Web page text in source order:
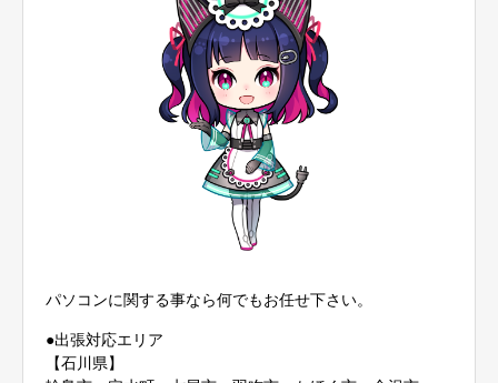
パソコンに関する事なら何でもお任せ下さい。
●出張対応エリア
【石川県】